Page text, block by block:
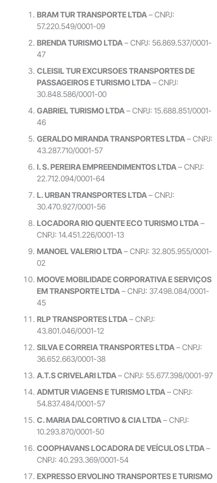
BRAM TUR TRANSPORTE LTDA– CNPJ:
57.220.549/0001-09
BRENDA TURISMO LTDA– CNPJ: 56.869.537/0001-
47
CLEISIL TUR EXCURSOES TRANSPORTES DE
PASSAGEIROS E TURISMO LTDA– CNPJ:
30.848.586/0001-00
GABRIEL TURISMO LTDA– CNPJ: 15.688.851/0001-
46
GERALDO MIRANDA TRANSPORTES LTDA– CNPJ:
43.287.710/0001-57
I. S. PEREIRA EMPREENDIMENTOS LTDA– CNPJ:
22.712.094/0001-64
L. URBAN TRANSPORTES LTDA– CNPJ:
30.470.927/0001-56
LOCADORA RIO QUENTE ECO TURISMO LTDA–
CNPJ: 14.451.226/0001-13
MANOEL VALERIO LTDA– CNPJ: 32.805.955/0001-
02
MOOVE MOBILIDADE CORPORATIVA E SERVIÇOS
EM TRANSPORTE LTDA– CNPJ: 37.498.084/0001-
45
RLP TRANSPORTES LTDA– CNPJ:
43.801.046/0001-12
SILVA E CORREIA TRANSPORTES LTDA– CNPJ:
36.652.663/0001-38
A.T.S CRIVELARI LTDA– CNPJ: 55.677.398/0001-97
ADMTUR VIAGENS E TURISMO LTDA– CNPJ:
54.837.484/0001-57
C. MARIA DALCORTIVO & CIA LTDA– CNPJ:
10.293.870/0001-50
COOPHAVANS LOCADORA DE VEÍCULOS LTDA–
CNPJ: 40.293.369/0001-54
EXPRESSO ERVOLINO TRANSPORTES E TURISMO